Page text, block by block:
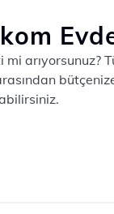
Efsane İndirim
Avantaj
arıyorsunuz?